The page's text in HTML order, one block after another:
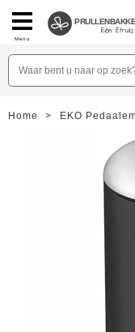
Menu
Home > EKO